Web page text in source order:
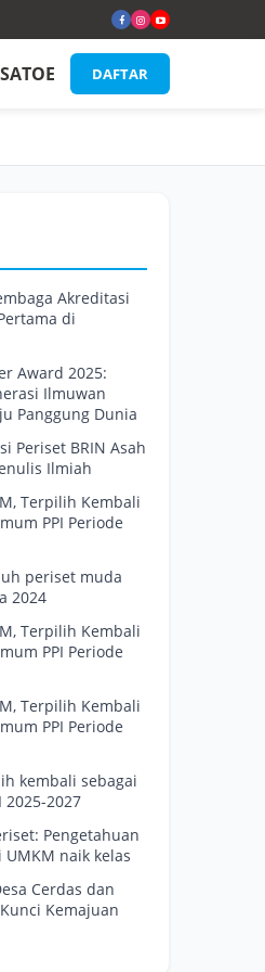
DAFTAR
Akreditasi
di
Award 2025:
Ilmuwan
Panggung Dunia
Periset BRIN Asah
Ilmiah
Terpilih Kembali
PPI Periode
periset muda
2024
Terpilih Kembali
PPI Periode
Terpilih Kembali
PPI Periode
kembali sebagai
2025-2027
Pengetahuan
naik kelas
Cerdas dan
Kemajuan